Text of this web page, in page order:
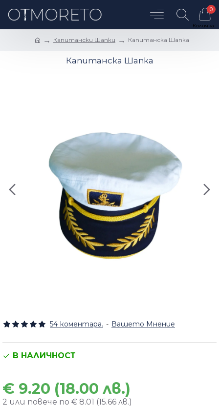
0
Капитански Шапки Капитанска Шапка
Капитанска Шапка
54 коментара. - Вашето Мнение
€ 9.20 (18.00 лв.)
2 или повече по € 8.01 (15.66 лв.)
В НАЛИЧНОСТ